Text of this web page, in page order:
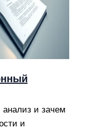
анализ и зачем
и